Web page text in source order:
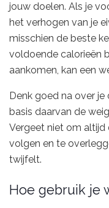
jouw doelen. Als je
het verhogen van je
misschien de beste
voldoende calorieën
aankomen, kan een
Denk goed na over
basis daarvan de
Vergeet niet om
volgen en te
twijfelt.
Hoe gebruik je